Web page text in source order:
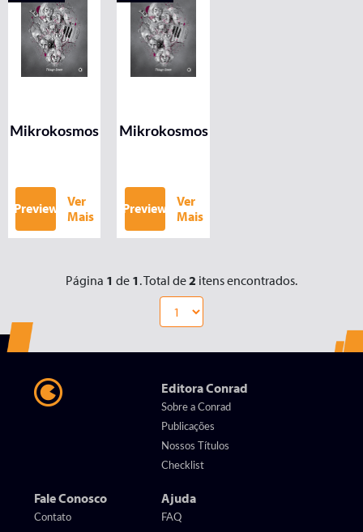
Mikrokosmos
Preview
Ver
Mais
Mikrokosmos
Preview
Ver
Mais
Página 1 de 1. Total de2 itens encontrados.
Editora Conrad
Sobre a Conrad
Publicações
Nossos Títulos
Checklist
Fale Conosco
Contato
Ajuda
FAQ